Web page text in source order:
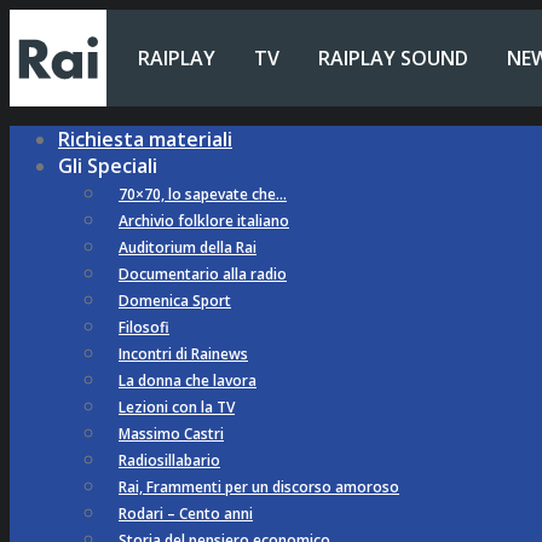
RAIPLAY TV RAIPLAY SOUND
Richiesta materiali
Gli Speciali
70×70, lo sapevate che…
Archivio folklore italiano
Auditorium della Rai
Documentario alla radio
Domenica Sport
Filosofi
Incontri di Rainews
La donna che lavora
Lezioni con la TV
Massimo Castri
Radiosillabario
Rai, Frammenti per un discorso amoroso
Rodari – Cento anni